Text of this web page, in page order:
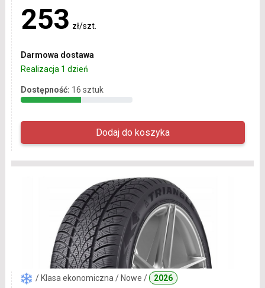
253 zł/szt.
Darmowa dostawa
Realizacja 1 dzień
Dostępność: 16 sztuk
/ Klasa ekonomiczna / Nowe / 2026